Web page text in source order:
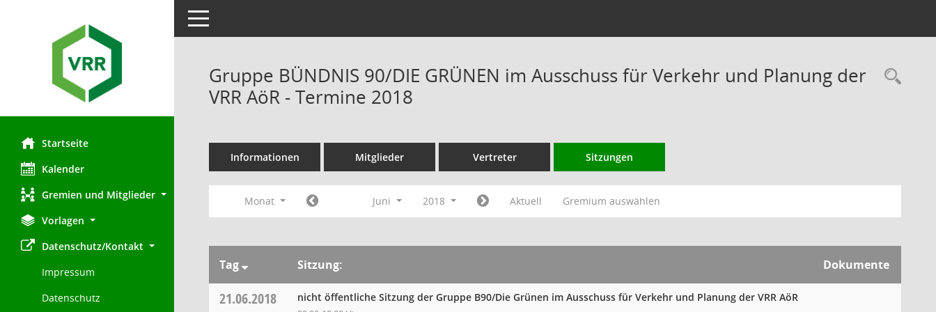
Startseite
Kalender
Gremien und Mitglieder
Vorlagen
Datenschutz/Kontakt
Impressum
Datenschutz
Toggle navigation
Gruppe BÜNDNIS 90/DIE GRÜNEN im Ausschuss für Verkehr und Planung der
VRR AöR - Termine 2018
Informationen Mitglieder Vertreter Sitzungen
Monat Juni 2018 Aktuell Gremium auswählen
Tag Sitzung: Dokumente
21.06.2018 nicht öffentliche Sitzung der Gruppe B90/Die Grünen im Ausschuss für Verkehr und Planung der VRR AöR